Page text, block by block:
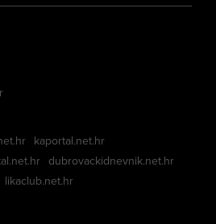
kaportal.net.hr
dubrovackidnevnik.net.hr
likaclub.net.hr